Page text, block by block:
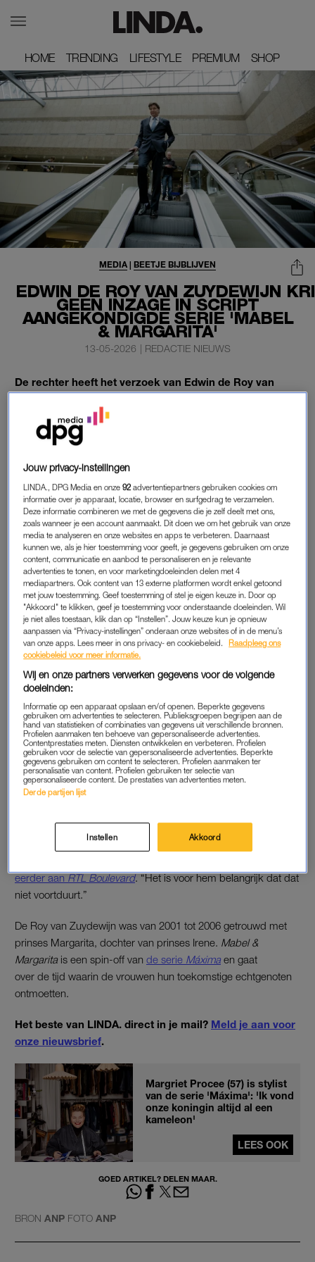
HOME
HOME TRENDING
TRENDING LIFESTYLE
LIFESTYLE PREMIUM
PREMIUM SHOP
SHOP
EDWIN DE ROY VAN ZUYDEWIJN
GEEN INZAGE IN SCRIPT
AANGEKONDIGDE SERIE 'MABEL
& MARGARITA'
MEDIA | BEETJE BIJBLIJVEN
13-05-2026 | REDACTIE NIEUWS
De rechter heeft het verzoek van Edwin de Roy van
aangekondigde Videoland-serie
afgewezen.
rechtbank Midden-Nederland.
EDWIN DE ROY VAN ZUYDEWIJN
De Roy van Zuydewijnstapte naar de rechter, omdat hij bang
is dat hij op onjuiste of zelfs schadelijke manier in de serie
wordt neergezet. In de schriftelijke uitspraak staat dat het
toewijzen van het verzoek de vrijheid van meningsuiting op een
“onaanvaardbare manier” zou inperken. RTL en Videoland
zouden daardoor in principe een vergaande vrijheid hebben
om te publiceren wat ze willen.
Volgens de rechtbank zou het “censuur” zijn. Wel zegt de
rechtbank te begrijpen dat De Roy van Zuydewijn, gezien zijn
ervaringen met ongewenste media-aandacht, graag inzage wil
in het script en wil voorkomen dat er eventueel onjuiste
informatie over hem openbaar wordt gemaakt. “Maar dat
weegt in deze situatie niet op tegen de vrijheid van
meningsuiting.”
SLACHTOFFER VAN KARAKTERMOORD
“Mijn cliënt is bijna 25 jaar lang slachtoffer van karaktermoord
eerder aanRTL Boulevard. “Het is voor hem belangrijk dat dat
niet voortduurt.”
De Roy van Zuydewijn was van 2001 tot 2006 getrouwd met
prinses Margarita, dochter van prinses Irene. Mabel &
Margaritais een spin-off van de serie Máxima en gaat
over de tijd waarin de vrouwen hun toekomstige echtgenoten
ontmoetten.
Het beste van LINDA. direct in je mail? Meld je aan voor
onze nieuwsbrief.
Margriet Procee (57) is stylist
van de serie 'Máxima': 'Ik vond
onze koningin altijd al een
kameleon'
LEES OOK
GOED ARTIKEL? DELEN MAAR.
BRON ANP FOTO ANP
Jouw privacy-instellingen
LINDA., DPG Media en onze92 advertentiepartners gebruiken cookies om
informatie over je apparaat, locatie, browser en surfgedrag te verzamelen.
Deze informatie combineren we met de gegevens die je zelf deelt met ons,
zoals wanneer je een account aanmaakt. Dit doen we om het gebruik van onze
media te analyseren en onze websites en apps te verbeteren. Daarnaast
kunnen we, als je hier toestemming voor geeft, je gegevens gebruiken om onze
content, communicatie en aanbod te personaliseren en je relevante
advertenties te tonen, en voor marketingdoeleinden delen met 4
mediapartners. Ook content van 13 externe platformen wordt enkel getoond
met jouw toestemming. Geef toestemming of stel je eigen keuze in. Door op
"Akkoord" te klikken, geef je toestemming voor onderstaande doeleinden. Wil
je niet alles toestaan, klik dan op “Instellen”. Jouw keuze kun je opnieuw
aanpassen via “Privacy-instellingen” onderaan onze websites of in de menu’s
van onze apps. Lees meer in ons privacy- en cookiebeleid.
Raadpleeg ons
cookiebeleid voor meer informatie.
Wij en onze partners verwerken gegevens voor de volgende
doeleinden:
Informatie op een apparaat opslaan en/of openen. Beperkte gegevens
gebruiken om advertenties te selecteren. Publieksgroepen begrijpen aan de
hand van statistieken of combinaties van gegevens uit verschillende bronnen.
Profielen aanmaken ten behoeve van gepersonaliseerde advertenties.
Contentprestaties meten. Diensten ontwikkelen en verbeteren. Profielen
gebruiken voor de selectie van gepersonaliseerde advertenties. Beperkte
gegevens gebruiken om content te selecteren. Profielen aanmaken ter
personalisatie van content. Profielen gebruiken ter selectie van
gepersonaliseerde content. De prestaties van advertenties meten.
Derde partijen lijst
Instellen Akkoord